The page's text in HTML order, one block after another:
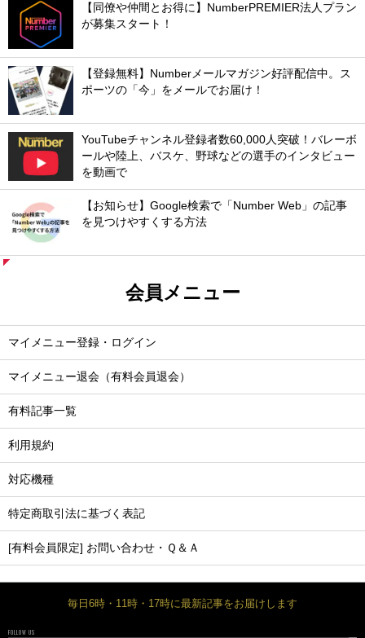
【同僚や仲間とお得に】NumberPREMIER法人プラン
が募集スタート！
【登録無料】Numberメールマガジン好評配信中。ス
ポーツの「今」をメールでお届け！
YouTubeチャンネル登録者数60,000人突破！バレーボ
ールや陸上、バスケ、野球などの選手のインタビュー
を動画で
【お知らせ】Google検索で「Number Web」の記事
を見つけやすくする方法
会員メニュー
マイメニュー登録・ログイン
マイメニュー退会（有料会員退会）
有料記事一覧
利用規約
対応機種
特定商取引法に基づく表記
[有料会員限定] お問い合わせ・Ｑ＆Ａ
毎日6時・11時・17時に最新記事をお届けします
FOLLOW US